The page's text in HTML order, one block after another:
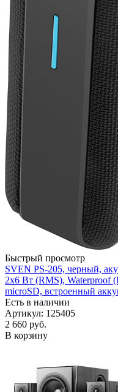
Быстрый просмотр
SVEN PS-205, черный,
2x6 Вт (RMS), Waterproof
microSD, встроенный
Есть в наличии
Артикул: 125405
2 660 руб.
В корзину